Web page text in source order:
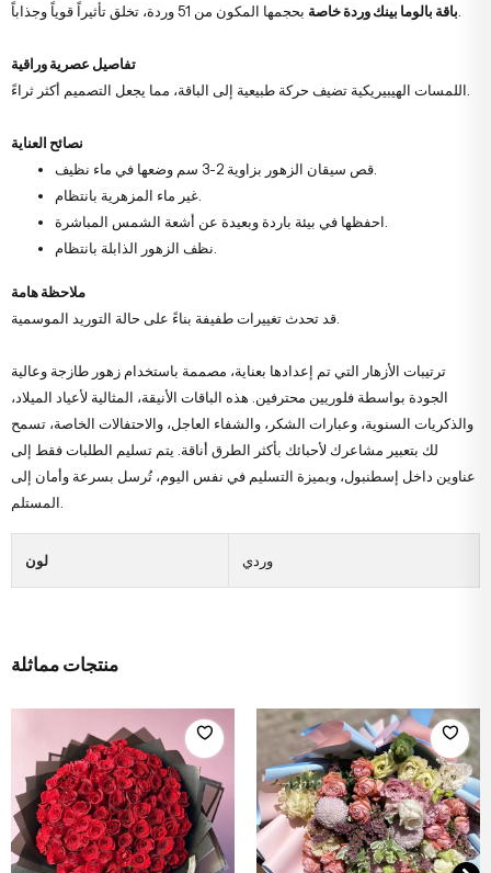
باقة بالوما بينك وردة خاصة
تفاصيل عصرية وراقية
نصائح العناية
ملاحظة هامة
ترتيبات الأزهار التي تم إعدادها بعناية، مصممة باستخدام زهور طازجة وعالية
الجودة بواسطة فلوريين محترفين. هذه الباقات الأنيقة، المثالية لأعياد الميلاد،
والذكريات السنوية، وعبارات الشكر، والشفاء العاجل، والاحتفالات الخاصة، تسمح
لك بتعبير مشاعرك لأحبائك بأكثر الطرق أناقة. يتم تسليم الطلبات فقط إلى
عناوين داخل إسطنبول، وبميزة التسليم في نفس اليوم، تُرسل بسرعة وأمان إلى
لون وردي
منتجات مماثلة